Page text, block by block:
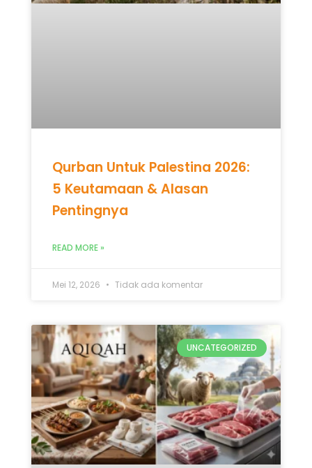
Qurban Untuk Palestina 2026:
5 Keutamaan & Alasan
Pentingnya
READ MORE »
Mei 12, 2026 Tidak ada komentar
UNCATEGORIZED